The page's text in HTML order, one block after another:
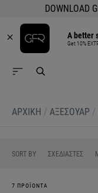
DOWNLOAD
A better
Get 10%
ΑΡΧΙΚΉ / ΑΞΕΣΟΥΑΡ /
SORT BY ΣΧΕΔΙΑΣΤΕΣ
7 ΠΡΟΪΟΝΤΑ